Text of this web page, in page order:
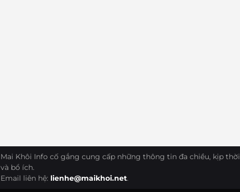
Mai Khôi Info cố gắng cung cấp những thông tin đa chiều, kịp thời
và bổ ích.
Email liên hệ: lienhe@maikhoi.net.